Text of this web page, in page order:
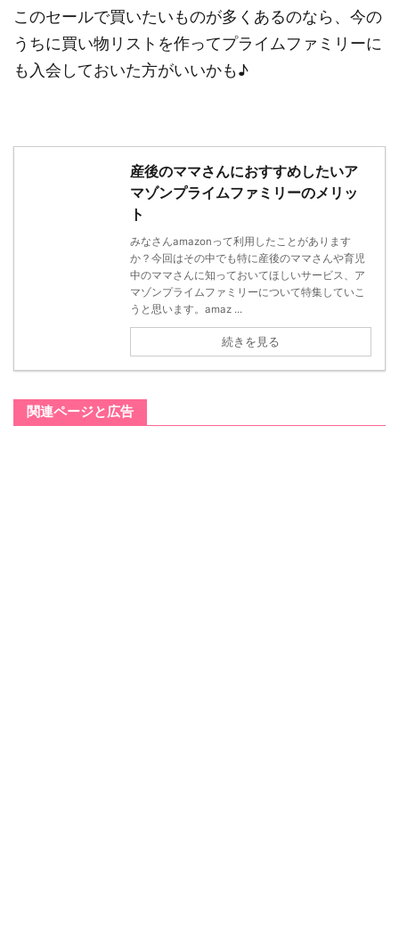
このセールで買いたいものが多くあるのなら、今の
うちに買い物リストを作ってプライムファミリーに
も入会しておいた方がいいかも♪
産後のママさんにおすすめしたいア
マゾンプライムファミリーのメリッ
ト
みなさんamazonって利用したことがあります
か？今回はその中でも特に産後のママさんや育児
中のママさんに知っておいてほしいサービス、ア
マゾンプライムファミリーについて特集していこ
うと思います。amaz ...
続きを見る
関連ページと広告